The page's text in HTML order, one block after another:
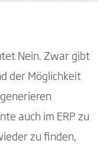
Nein. Zwar gibt
der Möglichkeit
auch im ERP zu
zu finden,